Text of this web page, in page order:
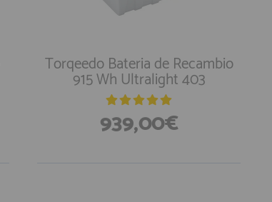
Torqeedo Bateria de Recambio
915 Wh Ultralight 403
939,00€